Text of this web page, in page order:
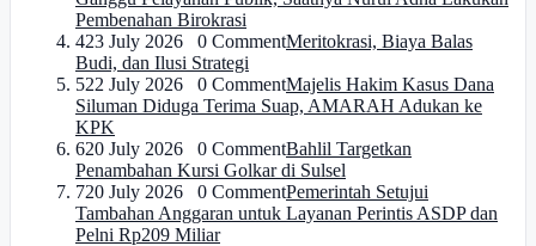
Pembenahan Birokrasi
423 July 2026 0 CommentMeritokrasi, Biaya Balas
Budi, dan Ilusi Strategi
522 July 2026 0 CommentMajelis Hakim Kasus Dana
Siluman Diduga Terima Suap, AMARAH Adukan ke
KPK
620 July 2026 0 CommentBahlil Targetkan
Penambahan Kursi Golkar di Sulsel
720 July 2026 0 CommentPemerintah Setujui
Tambahan Anggaran untuk Layanan Perintis ASDP dan
Pelni Rp209 Miliar